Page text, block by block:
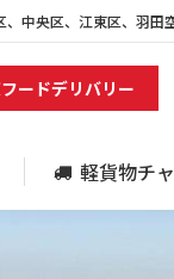
中央区、江東区、羽田
ードデリバリー
軽貨物チ
軽貨物チ